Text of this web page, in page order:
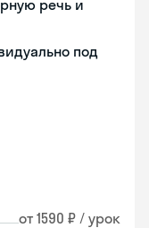
речь и
под
от 1590 ₽ / урок